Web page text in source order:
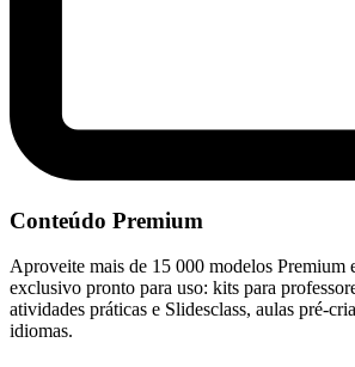
Conteúdo Premium
Aproveite mais de 15 000 modelos Premium
exclusivo pronto para uso: kits para
atividades práticas e Slidesclass, aulas pré-
idiomas.